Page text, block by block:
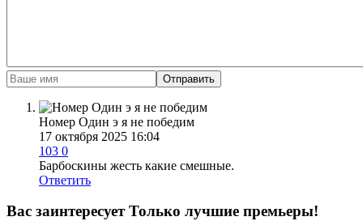
Отправить
Номер Один э я не победим
17 октября 2025 16:04
103 0
Барбоскины жесть какие смешные.
Ответить
Вас заинтересуетТолько лучшие премьеры!